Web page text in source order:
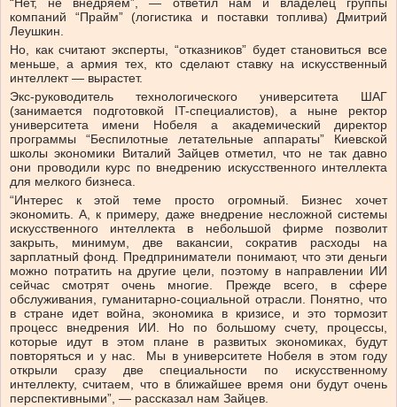
“Нет, не внедряем”, — ответил нам и владелец группы
компаний “Прайм” (логистика и поставки топлива) Дмитрий
Леушкин.
Но, как считают эксперты, “отказников” будет становиться все
меньше, а армия тех, кто сделают ставку на искусственный
интеллект — вырастет.
Экс-руководитель технологического университета ШАГ
(занимается подготовкой IT-специалистов), а ныне ректор
университета имени Нобеля а академический директор
программы “Беспилотные летательные аппараты” Киевской
школы экономики Виталий Зайцев отметил, что не так давно
они проводили курс по внедрению искусственного интеллекта
для мелкого бизнеса.
“Интерес к этой теме просто огромный. Бизнес хочет
экономить. А, к примеру, даже внедрение несложной системы
искусственного интеллекта в небольшой фирме позволит
закрыть, минимум, две вакансии, сократив расходы на
зарплатный фонд. Предприниматели понимают, что эти деньги
можно потратить на другие цели, поэтому в направлении ИИ
сейчас смотрят очень многие. Прежде всего, в сфере
обслуживания, гуманитарно-социальной отрасли. Понятно, что
в стране идет война, экономика в кризисе, и это тормозит
процесс внедрения ИИ. Но по большому счету, процессы,
которые идут в этом плане в развитых экономиках, будут
повторяться и у нас. Мы в университете Нобеля в этом году
открыли сразу две специальности по искусственному
интеллекту, считаем, что в ближайшее время они будут очень
перспективными”, — рассказал нам Зайцев.